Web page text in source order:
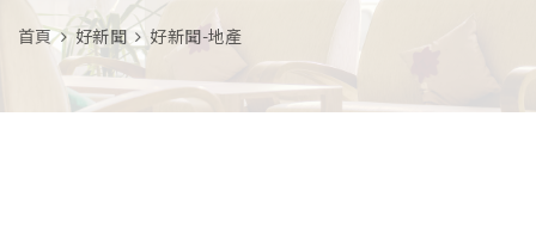
首頁 好新聞 好新聞-地產